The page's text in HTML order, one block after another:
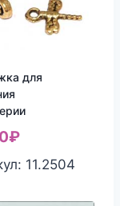
для
₽
11.2504